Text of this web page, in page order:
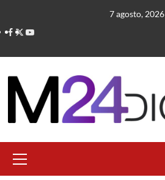
contenido
7 agosto, 2026
primario